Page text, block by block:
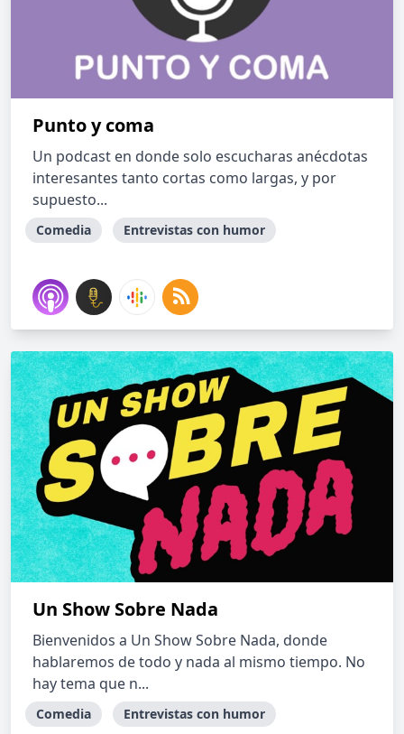
Punto y coma
Un podcast en donde solo escucharas anécdotas
interesantes tanto cortas como largas, y por
supuesto...
Comedia Entrevistas con humor
Un Show Sobre Nada
Bienvenidos a Un Show Sobre Nada, donde
hablaremos de todo y nada al mismo tiempo. No
hay tema que n...
Comedia Entrevistas con humor